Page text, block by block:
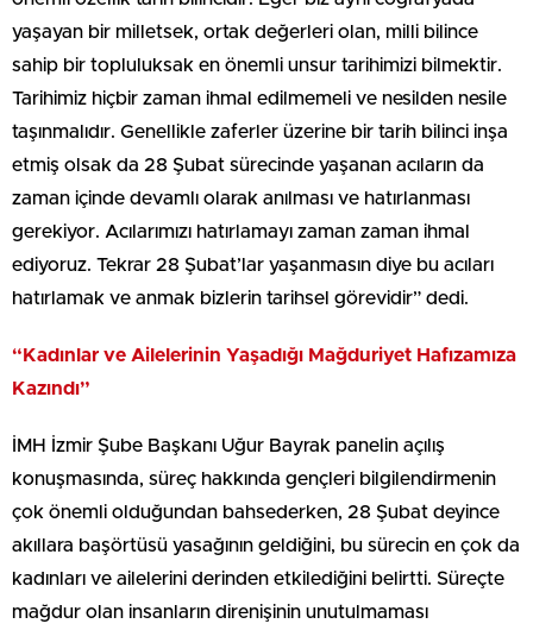
yaşayan bir milletsek, ortak değerleri olan, milli bilince
sahip bir topluluksak en önemli unsur tarihimizi bilmektir.
Tarihimiz hiçbir zaman ihmal edilmemeli ve nesilden nesile
taşınmalıdır. Genellikle zaferler üzerine bir tarih bilinci inşa
etmiş olsak da 28 Şubat sürecinde yaşanan acıların da
zaman içinde devamlı olarak anılması ve hatırlanması
gerekiyor. Acılarımızı hatırlamayı zaman zaman ihmal
ediyoruz. Tekrar 28 Şubat’lar yaşanmasın diye bu acıları
hatırlamak ve anmak bizlerin tarihsel görevidir” dedi.
“Kadınlar ve Ailelerinin Yaşadığı Mağduriyet Hafızamıza
Kazındı”
İMH İzmir Şube Başkanı Uğur Bayrak panelin açılış
konuşmasında, süreç hakkında gençleri bilgilendirmenin
çok önemli olduğundan bahsederken, 28 Şubat deyince
akıllara başörtüsü yasağının geldiğini, bu sürecin en çok da
kadınları ve ailelerini derinden etkilediğini belirtti. Süreçte
mağdur olan insanların direnişinin unutulmaması